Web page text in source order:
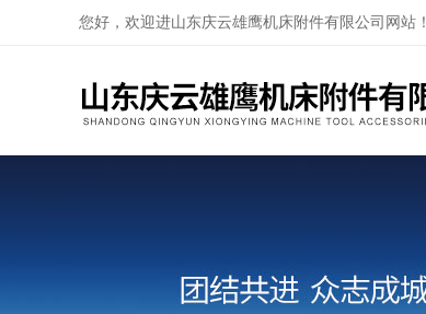
您好，欢迎进山东庆云雄鹰机床附件有限公司网站！